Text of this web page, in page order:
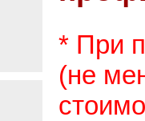
* При
(не